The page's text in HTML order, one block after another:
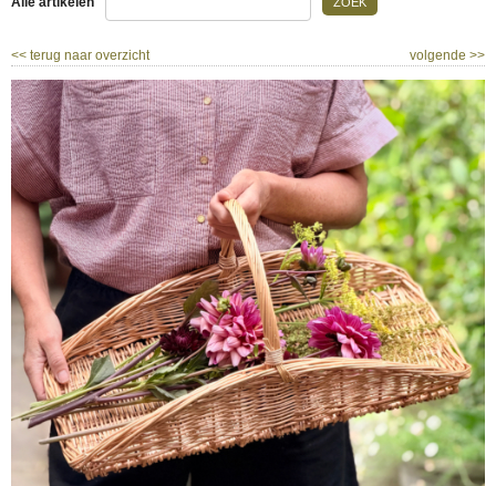
<< terug naar overzicht volgende >>